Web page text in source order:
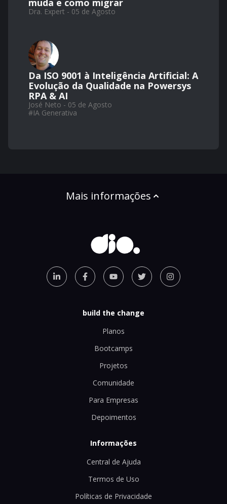
muda e como migrar
Dra. Expert - 05 de Agosto
Da ISO 9001 à Inteligência Artificial: A
Evolução da Qualidade na Powersys
RPA & AI
José Neto - 05 de Agosto
#IA Generativa
Mais informações
build the change
Planos
Bootcamps
Projetos
Comunidade
Para Empresas
Depoimentos
Informações
Central de Ajuda
Termos de Uso
Políticas de Privacidade